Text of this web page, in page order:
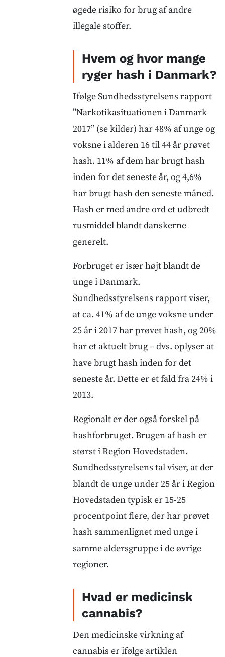
øgede risiko for brug af andre
illegale stoffer.
Hvem og hvor mange
ryger hash i Danmark?
Ifølge Sundhedsstyrelsens rapport
”Narkotikasituationen i Danmark
2017” (se kilder) har 48% af unge og
voksne i alderen 16 til 44 år prøvet
hash. 11% af dem har brugt hash
inden for det seneste år, og 4,6%
har brugt hash den seneste måned.
Hash er med andre ord et udbredt
rusmiddel blandt danskerne
generelt.
Forbruget er især højt blandt de
unge i Danmark.
Sundhedsstyrelsens rapport viser,
at ca. 41% af de unge voksne under
25 år i 2017 har prøvet hash, og 20%
har et aktuelt brug – dvs. oplyser at
have brugt hash inden for det
seneste år. Dette er et fald fra 24% i
2013.
Regionalt er der også forskel på
hashforbruget. Brugen af hash er
størst i Region Hovedstaden.
Sundhedsstyrelsens tal viser, at der
blandt de unge under 25 år i Region
Hovedstaden typisk er 15-25
procentpoint flere, der har prøvet
hash sammenlignet med unge i
samme aldersgruppe i de øvrige
regioner.
Hvad er medicinsk
cannabis?
Den medicinske virkning af
cannabis er ifølge artiklen